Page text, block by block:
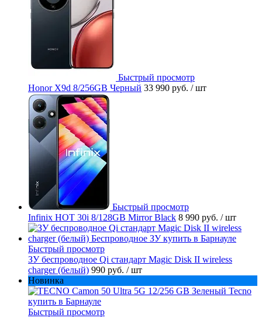
Быстрый просмотр
Honor X9d 8/256GB Черный 33 990 руб. / шт
Быстрый просмотр
Infinix HOT 30i 8/128GB Mirror Black 8 990 руб. / шт
Быстрый просмотр
ЗУ беспроводное Qi стандарт Magic Disk II wireless
charger (белый) 990 руб. / шт
Новинка
Быстрый просмотр